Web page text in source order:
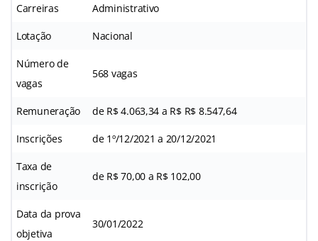
Carreiras Administrativo
Lotação Nacional
Número de
vagas
568 vagas
Remuneração de R$ 4.063,34 a R$ R$ 8.547,64
Inscrições de 1º/12/2021 a 20/12/2021
Taxa de
inscrição
de R$ 70,00 a R$ 102,00
Data da prova
objetiva
30/01/2022